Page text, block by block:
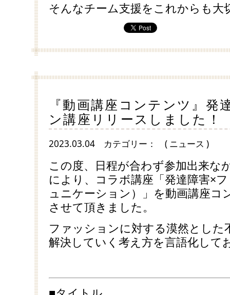
そんなチーム支援をこれからも大
『動画講座コンテンツ』発
ン講座リリースしました！
2023.03.04 カテゴリー： ( ニュース )
この度、日程が合わず参加出来な
により、コラボ講座「発達障害×
ュニケーション）」を動画講座コ
させて頂きました。
ファッションに対する漠然とした
解決していく考え方を言語化して